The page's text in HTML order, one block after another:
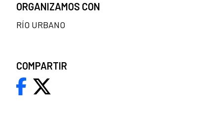
ORGANIZAMOS CON
RÍO URBANO
COMPARTIR